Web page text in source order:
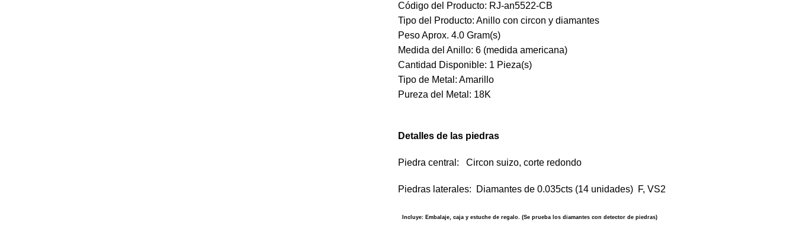
Código del Producto: RJ-an5522-CB
Tipo del Producto: Anillo con circon y diamantes
Peso Aprox. 4.0 Gram(s)
Medida del Anillo: 6 (medida americana)
Cantidad Disponible: 1 Pieza(s)
Tipo de Metal: Amarillo
Pureza del Metal: 18K
Detalles de las piedras
Piedra central: Circon suizo, corte redondo
Piedras laterales: Diamantes de 0.035cts (14 unidades) F, VS2
Incluye: Embalaje, caja y estuche de regalo. (Se prueba los diamantes con detector de piedras)